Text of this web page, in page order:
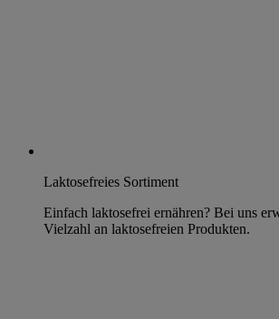
Laktosefreies Sortiment
Einfach laktosefrei ernähren? Bei uns
Vielzahl an laktosefreien Produkten.